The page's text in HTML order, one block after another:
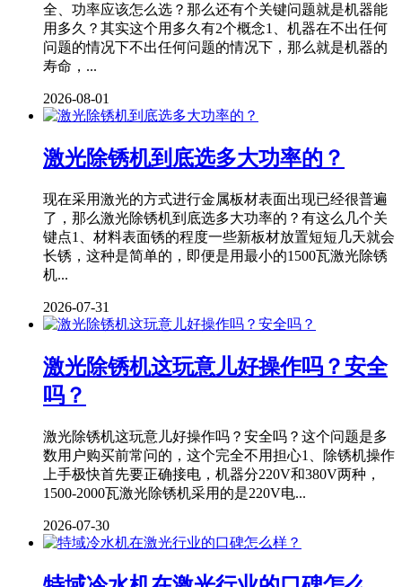
全、功率应该怎么选？那么还有个关键问题就是机器能
用多久？其实这个用多久有2个概念1、机器在不出任何
问题的情况下不出任何问题的情况下，那么就是机器的
寿命，...
2026-08-01
激光除锈机到底选多大功率的？
现在采用激光的方式进行金属板材表面出现已经很普遍
了，那么激光除锈机到底选多大功率的？有这么几个关
键点1、材料表面锈的程度一些新板材放置短短几天就会
长锈，这种是简单的，即便是用最小的1500瓦激光除锈
机...
2026-07-31
激光除锈机这玩意儿好操作吗？安全
吗？
激光除锈机这玩意儿好操作吗？安全吗？这个问题是多
数用户购买前常问的，这个完全不用担心1、除锈机操作
上手极快首先要正确接电，机器分220V和380V两种，
1500-2000瓦激光除锈机采用的是220V电...
2026-07-30